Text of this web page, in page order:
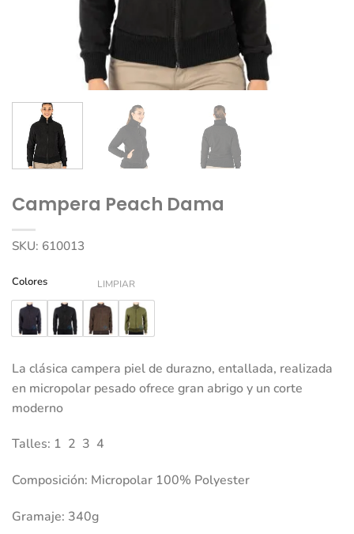
Campera Peach Dama
SKU: 610013
Colores LIMPIAR
La clásica campera piel de durazno, entallada, realizada
en micropolar pesado ofrece gran abrigo y un corte
moderno
Talles: 1 2 3 4
Composición: Micropolar 100% Polyester
Gramaje: 340g